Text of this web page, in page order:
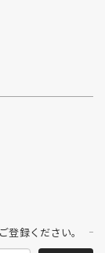
録ください。